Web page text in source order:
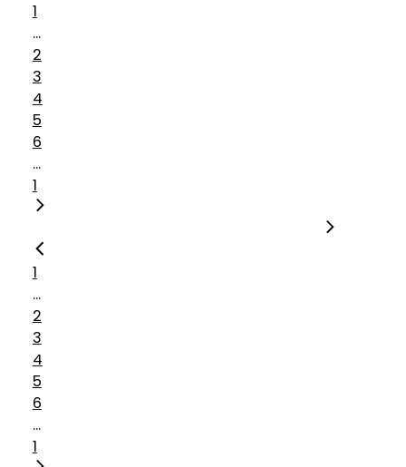
1
...
2
3
4
5
6
...
1
1
...
2
3
4
5
6
...
1